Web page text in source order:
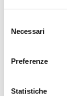
delNecessari
Preferenze
Statistiche
EMAIL
SITO WEB
SOCIAL